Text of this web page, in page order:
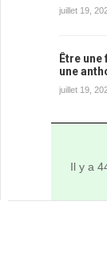
juillet 19,
Être
une
juillet 19,
Il y a